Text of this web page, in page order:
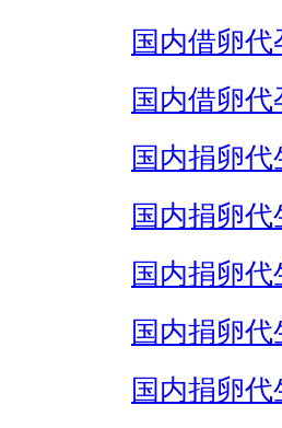
国内借卵代
国内借卵代
国内捐卵代
国内捐卵代
国内捐卵
国内捐卵代
国内捐卵代